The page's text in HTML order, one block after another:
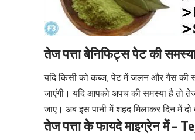
तेज पत्ता बेनिफिट्स पेट की
यदि किसी को कब्ज, पेट में जलन और गैस की
जाएंगी। यदि आपको अपच की समस्या है तो
जाए। अब इस पानी में शहद मिलाकर दिन में
तेज पत्ता के फायदे माइग्रेन में –